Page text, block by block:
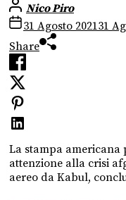
Nico Piro
31 Agosto 202131
Share
La stampa americana
attenzione alla crisi
aereo da Kabul,